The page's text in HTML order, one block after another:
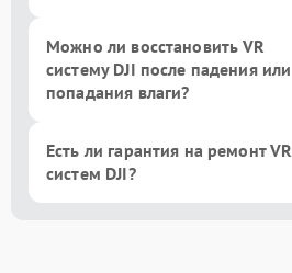
Можно ли восстановить VR
систему DJI после падения или
попадания влаги?
Есть ли гарантия на ремонт VR
систем DJI?